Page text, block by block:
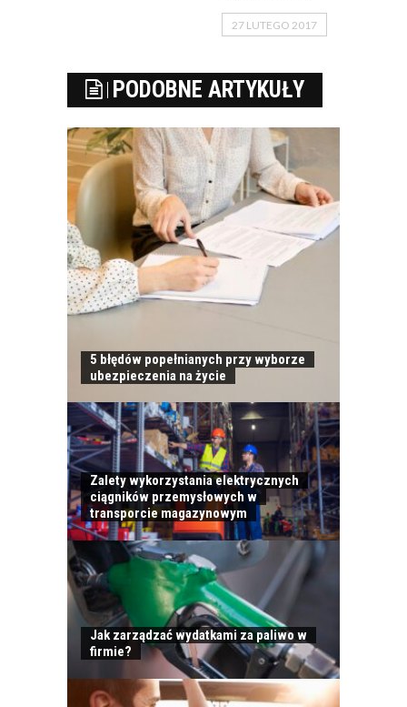
27 LUTEGO 2017
PODOBNE ARTYKUŁY
5 błędów popełnianych przy wyborze
ubezpieczenia na życie
Zalety wykorzystania elektrycznych
ciągników przemysłowych w
transporcie magazynowym
Jak zarządzać wydatkami za paliwo w
firmie?